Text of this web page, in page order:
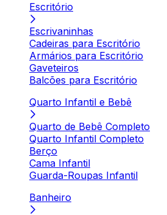
Escritório
Escrivaninhas
Cadeiras para Escritório
Armários para Escritório
Gaveteiros
Balcões para Escritório
Quarto Infantil e Bebê
Quarto de Bebê Completo
Quarto Infantil Completo
Berço
Cama Infantil
Guarda-Roupas Infantil
Banheiro